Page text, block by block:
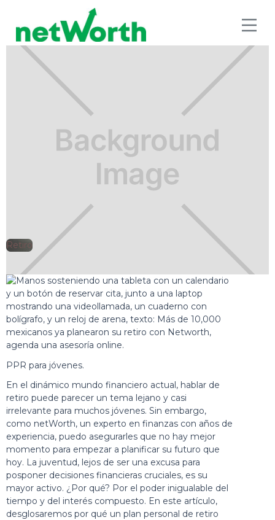
Jorge Gutiérrez 2024-12-14
Retiro
PPR para jóvenes.
En el dinámico mundo financiero actual, hablar de
retiro puede parecer un tema lejano y casi
irrelevante para muchos jóvenes. Sin embargo,
como netWorth, un experto en finanzas con años de
experiencia, puedo asegurarles que no hay mejor
momento para empezar a planificar su futuro que
hoy. La juventud, lejos de ser una excusa para
posponer decisiones financieras cruciales, es su
mayor activo. ¿Por qué? Por el poder inigualable del
tiempo y del interés compuesto. En este artículo,
desglosaremos por qué un plan personal de retiro